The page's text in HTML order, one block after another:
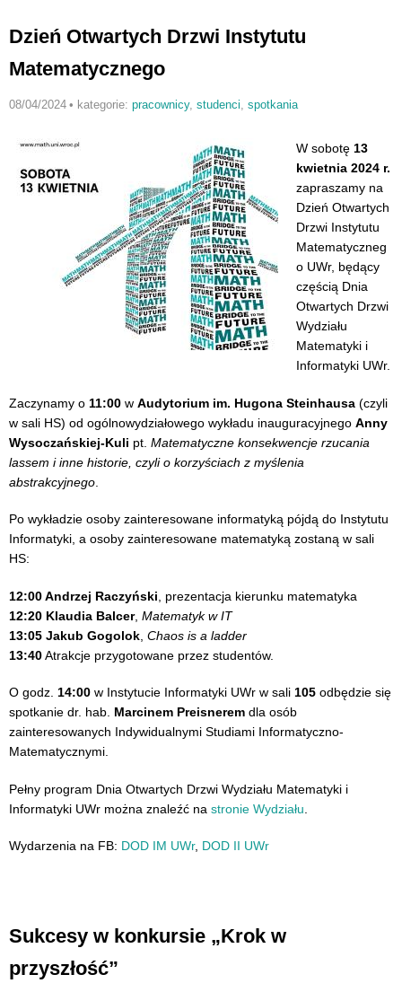
Dzień Otwartych Drzwi Instytutu
Matematycznego
08/04/2024 • kategorie: pracownicy, studenci spotkania
W sobotę 13
kwietnia 2024 r.
zapraszamy na
Dzień Otwartych
Drzwi Instytutu
Matematyczneg
o UWr, będący
częścią Dnia
Otwartych Drzwi
Wydziału
Matematyki i
Informatyki UWr.
Zaczynamy o 11:00 w Audytorium im. Hugona Steinhausa (czyli
w sali HS) od ogólnowydziałowego wykładu inauguracyjnego Anny
Wysoczańskiej-Kuli pt. Matematyczne konsekwencje rzucania
lassem i inne historie, czyli o korzyściach z myślenia
abstrakcyjnego
Po wykładzie osoby zainteresowane informatyką pójdą do Instytutu
Informatyki, a osoby zainteresowane matematyką zostaną w sali
HS:
12:00 Andrzej Raczyński , prezentacja kierunku matematyka
12:20 Klaudia Balcer, Matematyk w IT
13:05 Jakub Gogolok Chaos is a ladder
13:40Atrakcje przygotowane przez studentów.
O godz. 14:00 w Instytucie Informatyki UWr w sali 105 odbędzie się
spotkanie dr. hab. Marcinem Preisnerem dla osób
zainteresowanych Indywidualnymi Studiami Informatyczno-
Matematycznymi.
Pełny program Dnia Otwartych Drzwi Wydziału Matematyki i
Informatyki UWr można znaleźć na stronie Wydziału
Wydarzenia na FB: DOD IM UWr, DOD II UWr
Sukcesy w konkursie „Krok w
przyszłość”